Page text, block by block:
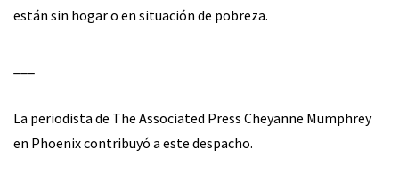
están sin hogar o en situación de pobreza.
La periodista de The Associated Press Cheyanne Mumphrey
en Phoenix contribuyó a este despacho.